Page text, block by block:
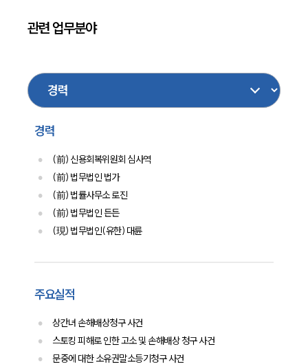
법률정보
구성원 소개
채권추심전문변호사
법률 블로그
법률서식
뉴스레터/브로슈어
세미나
관련 업무분야
이혼
경력
(前) 신용회복위원회 심사역
(前) 법무법인 법가
(前) 법률사무소 로진
(前) 법무법인 든든
(現) 법무법인(유한) 대륜
주요실적
상간녀 손해배상청구 사건
스토킹 피해로 인한 고소 및 손해배상 청구 사건
문중에 대한 소유권말소등기청구 사건